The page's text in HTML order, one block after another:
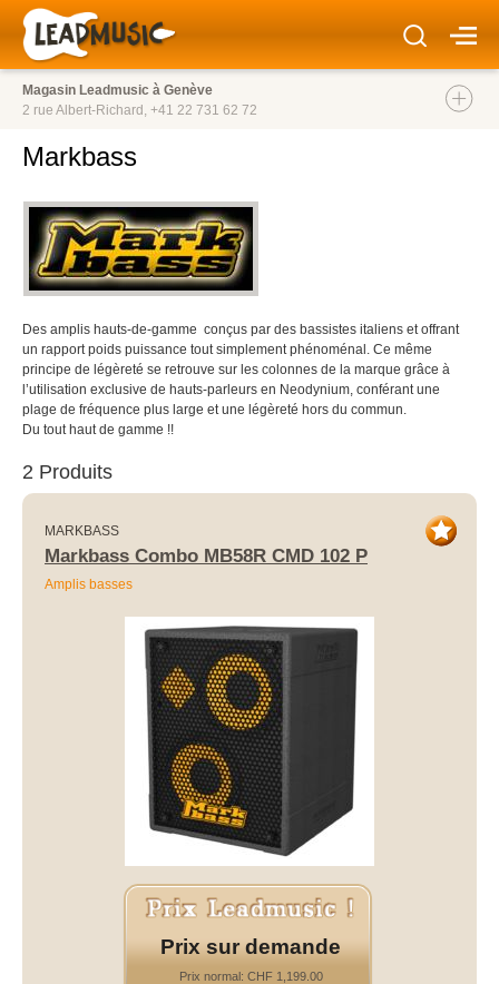
Magasin Leadmusic à Genève
2 rue Albert-Richard, +41 22 731 62 72
Markbass
Des amplis hauts-de-gamme conçus par des bassistes italiens et offrant
un rapport poids puissance tout simplement phénoménal. Ce même
principe de légèreté se retrouve sur les colonnes de la marque grâce à
l’utilisation exclusive de hauts-parleurs en Neodynium, conférant une
plage de fréquence plus large et une légèreté hors du commun.
Du tout haut de gamme !!
2 Produits
MARKBASS
Markbass Combo MB58R CMD 102 P
Amplis basses
Prix sur demande
Prix normal: CHF 1,199.00